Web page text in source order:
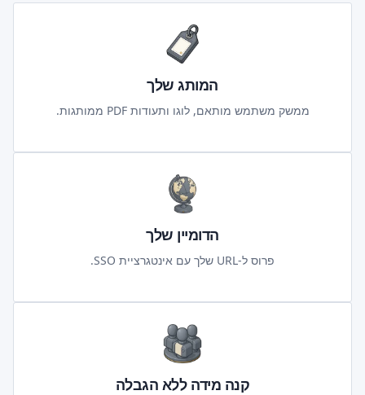
המותג שלך
ממשק משתמש מותאם, לוגו ותעודות PDF ממותגות.
הדומיין שלך
פרוס ל-URL שלך עם אינטגרציית SSO.
קנה מידה ללא הגבלה